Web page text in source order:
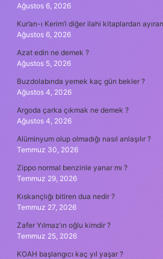
Ağustos 6, 2026
Kur’an-ı Kerim’i diğer ilahi kitaplardan
Ağustos 6, 2026
Azat edin ne demek ?
Ağustos 5, 2026
Buzdolabında yemek kaç gün bekler ?
Ağustos 4, 2026
Argoda çarka çıkmak ne demek ?
Ağustos 4, 2026
Alüminyum olup olmadığı nasıl anlaşılır ?
Temmuz 30, 2026
Zippo normal benzinle yanar mı ?
Temmuz 29, 2026
Kıskançlığı bitiren dua nedir ?
Temmuz 27, 2026
Zafer Yılmaz’ın oğlu kimdir ?
Temmuz 25, 2026
KOAH başlangıcı kaç yıl yaşar ?